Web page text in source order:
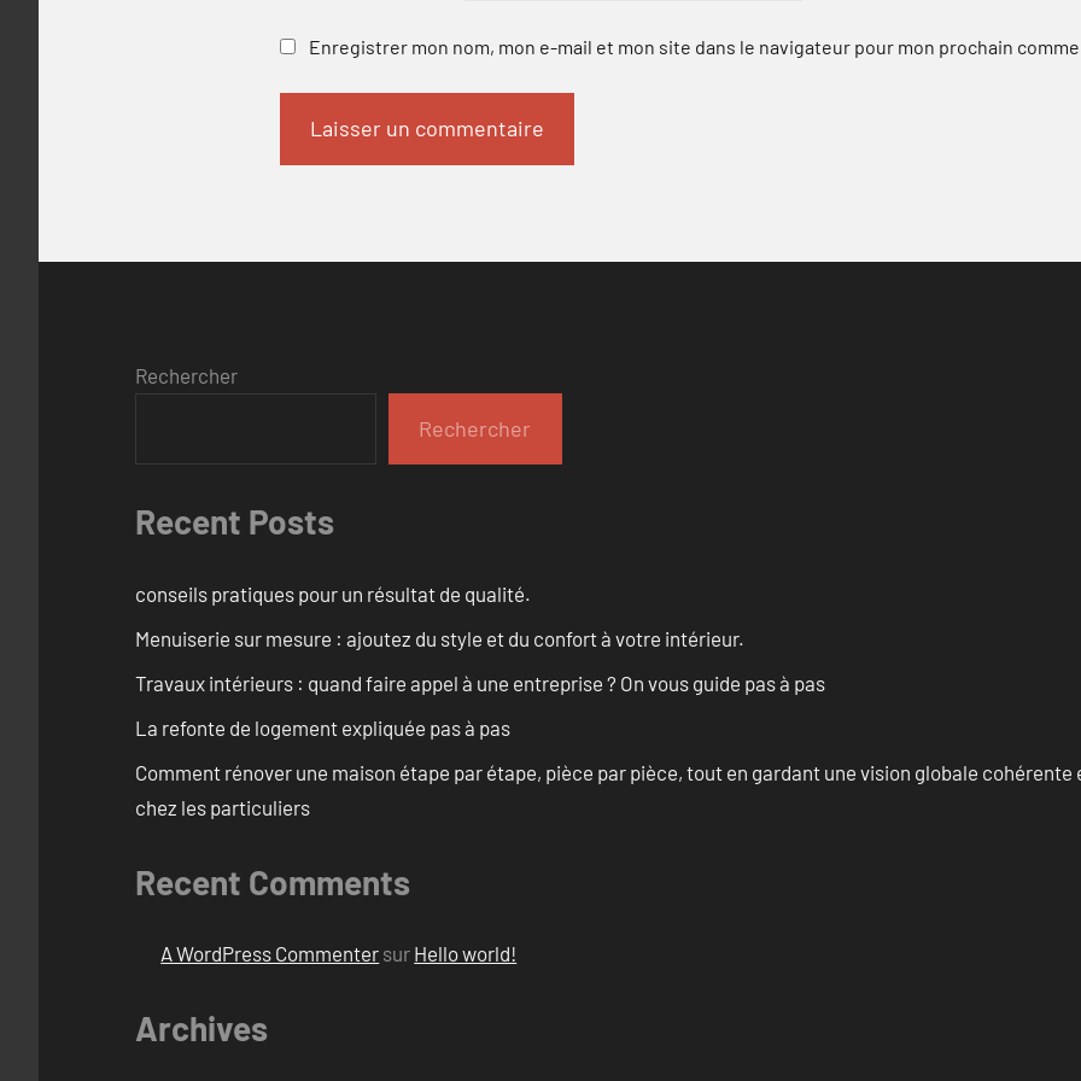
Enregistrer mon nom, mon e-mail et mon site dans le navigateur pour mon prochain
Rechercher
Rechercher
Recent Posts
conseils pratiques pour un résultat de qualité.
Menuiserie sur mesure : ajoutez du style et du confort à votre intérieur.
Travaux intérieurs : quand faire appel à une entreprise ? On vous guide pas à pas
La refonte de logement expliquée pas à pas
Comment rénover une maison étape par étape, pièce par pièce, tout en gardant une vision globale
chez les particuliers
Recent Comments
A WordPress Commenter sur Hello world!
Archives